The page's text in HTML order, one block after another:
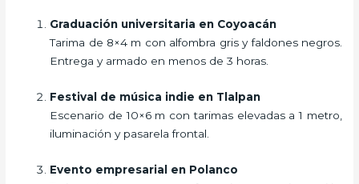
Graduación universitaria en Coyoacán
Tarima de 8×4 m con alfombra gris y faldones negros.
Entrega y armado en menos de 3 horas.
Festival de música indie en Tlalpan
Escenario de 10×6 m con tarimas elevadas a 1 metro,
iluminación y pasarela frontal.
Evento empresarial en Polanco